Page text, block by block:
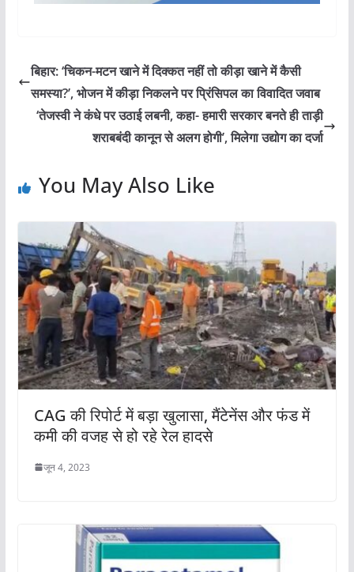
बिहार: ‘चिकन-मटन खाने में दिक्कत नहीं तो कीड़ा खाने में कैसी
समस्या?’, भोजन में कीड़ा निकलने पर प्रिंसिपल का विवादित जवाब
‘तेजस्वी ने कंधे पर उठाई लबनी, कहा- हमारी सरकार बनते ही ताड़ी
शराबबंदी कानून से अलग होगी’, मिलेगा उद्योग का दर्जा
You May Also Like
CAG की रिपोर्ट में बड़ा खुलासा, मैंटेनेंस और फंड में
कमी की वजह से हो रहे रेल हादसे
जून 4, 2023